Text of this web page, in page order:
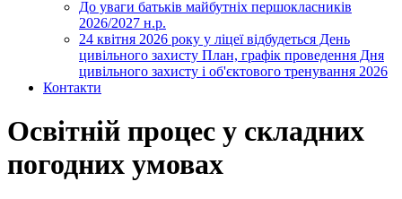
До уваги батьків майбутніх першокласників
2026/2027 н.р.
24 квітня 2026 року у ліцеї відбудеться День
цивільного захисту План, графік проведення Дня
цивільного захисту і об'єктового тренування 2026
Контакти
Освітній процес у складних
погодних умовах